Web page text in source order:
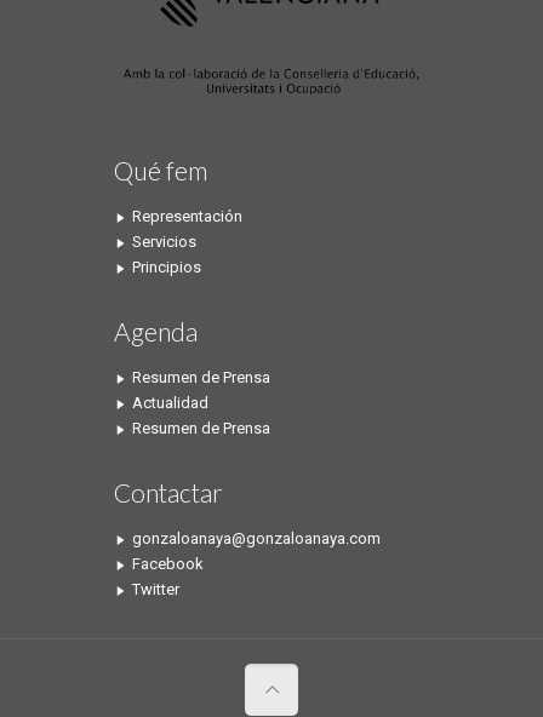
Qué fem
Representación
Servicios
Principios
Agenda
Resumen de Prensa
Actualidad
Resumen de Prensa
Contactar
gonzaloanaya@gonzaloanaya.com
Facebook
Twitter